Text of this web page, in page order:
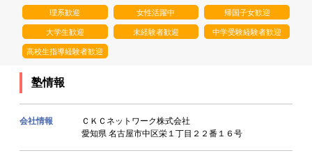
理系歓迎 女性活躍中 帰国子女歓迎
大学生歓迎 未経験者歓迎 中学受験経験者歓迎
高校生指導経験者歓迎
塾情報
会社情報
ＣＫＣネットワーク株式会社
愛知県 名古屋市中区栄１丁目２２番１６号